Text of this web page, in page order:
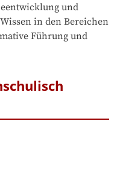
und
in den Bereichen
Führung und